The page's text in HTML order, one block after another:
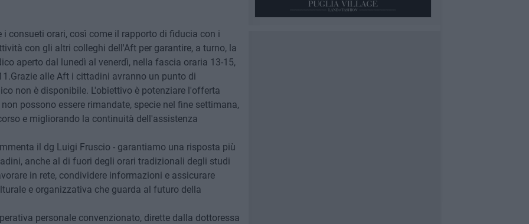
consueti orari, così come il rapporto di fiducia con i
con gli altri colleghi dell'Aft per garantire, a turno, la
aperto dal lunedì al venerdì, nella fascia oraria 13-15,
alle Aft i cittadini avranno un punto di
non è disponibile. L'obiettivo è potenziare l'offerta
possono essere rimandate, specie nel fine settimana,
e migliorando la continuità dell'assistenza
il dg Luigi Fruscio - garantiamo una risposta più
anche al di fuori degli orari tradizionali degli studi
in rete, condividere informazioni e assicurare
e organizzativa che guarda al futuro della
personale convenzionato, dirette dalla dottoressa